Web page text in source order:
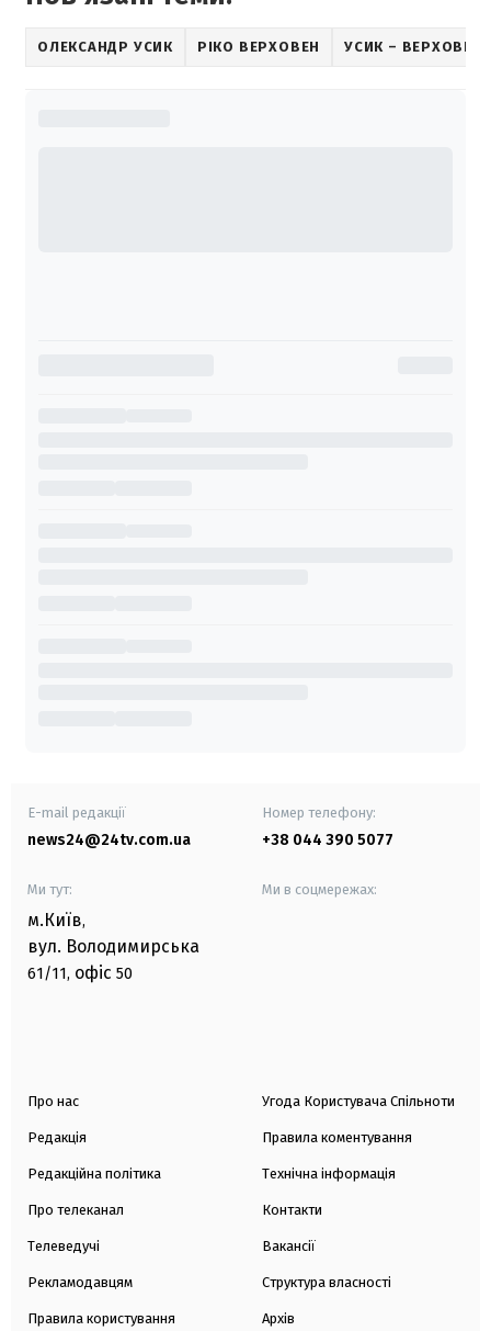
ОЛЕКСАНДР УСИК РІКО ВЕРХОВЕН УСИК – ВЕРХОВЕН
E-mail редакції
news24@24tv.com.ua
Номер телефону:
+38 044 390 5077
Ми тут:
м.Київ,
вул. Володимирська
61/11, офіс 50
Ми в соцмережах:
Про нас
Редакція
Редакційна політика
Про телеканал
Телеведучі
Рекламодавцям
Правила користування
Угода Користувача Спільноти
Правила коментування
Технічна інформація
Контакти
Вакансії
Структура власності
Архів